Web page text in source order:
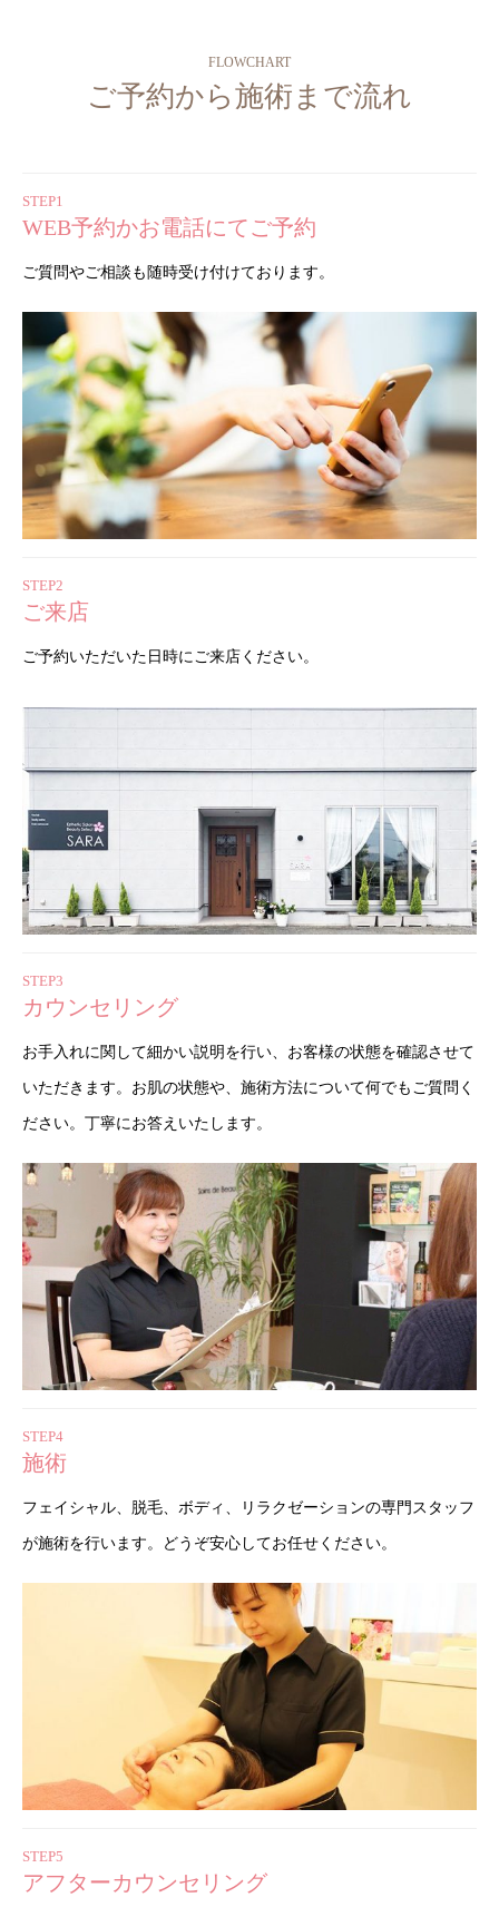
FLOWCHART
ご予約から施術まで流れ
STEP1
WEB予約かお電話にてご予約
ご質問やご相談も随時受け付けております。
STEP2
ご来店
ご予約いただいた日時にご来店ください。
STEP3
カウンセリング
お手入れに関して細かい説明を行い、お客様の状態を確認させて
いただきます。お肌の状態や、施術方法について何でもご質問く
ださい。丁寧にお答えいたします。
STEP4
施術
フェイシャル、脱毛、ボディ、リラクゼーションの専門スタッフ
が施術を行います。どうぞ安心してお任せください。
STEP5
アフターカウンセリング